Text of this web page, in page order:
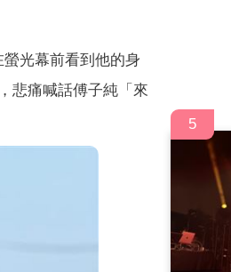
光幕前看到他的身
悲痛喊話傅子純「來
5